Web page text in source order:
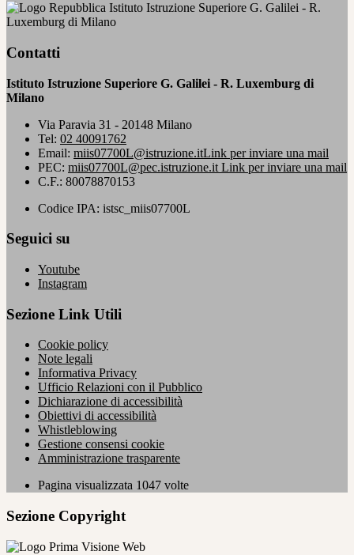
Istituto Istruzione Superiore G. Galilei - R.
Luxemburg di Milano
Contatti
Istituto Istruzione Superiore G. Galilei - R. Luxemburg di
Milano
Via Paravia 31 - 20148 Milano
Tel: 02 40091762
Email: miis07700L@istruzione.itLink per inviare una mail
PEC: miis07700L@pec.istruzione.it Link per inviare una mail
C.F.: 80078870153
Codice IPA: istsc_miis07700L
Seguici su
Youtube
Instagram
Sezione Link Utili
Cookie policy
Note legali
Informativa Privacy
Ufficio Relazioni con il Pubblico
Dichiarazione di accessibilità
Obiettivi di accessibilità
Whistleblowing
Gestione consensi cookie
Amministrazione trasparente
Pagina visualizzata 1047 volte
Sezione Copyright